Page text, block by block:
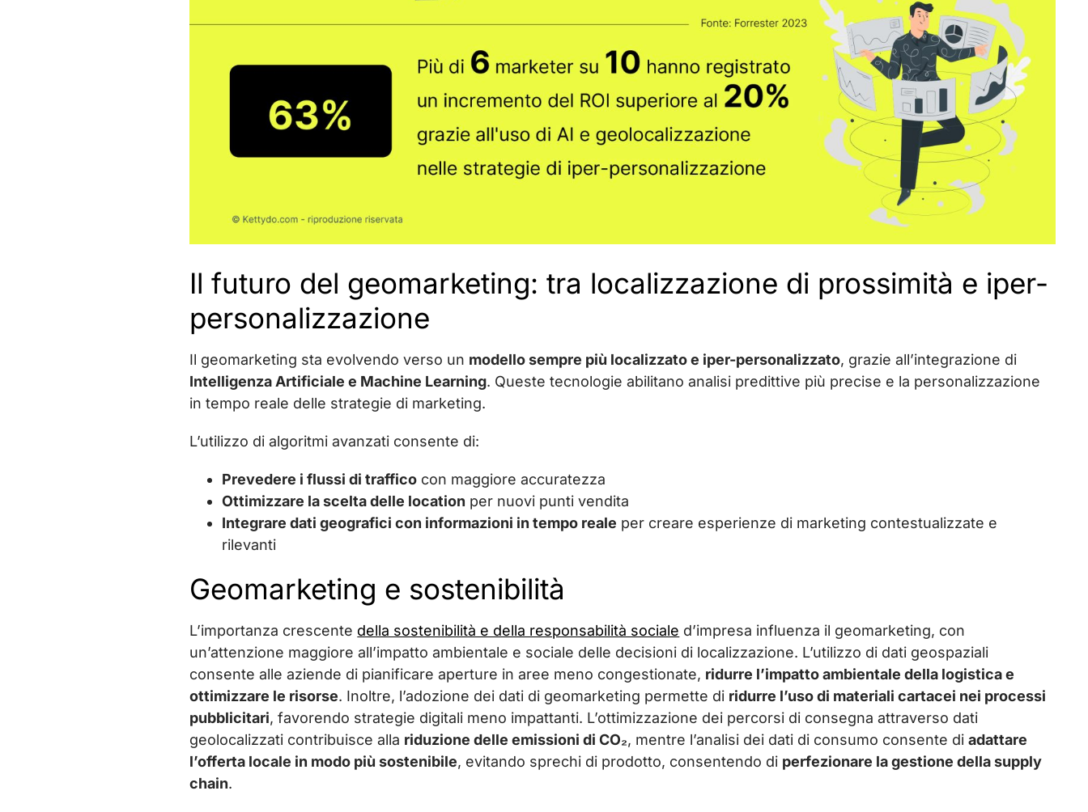
Il futuro del geomarketing: tra localizzazione di prossimità e iper-
personalizzazione
Il geomarketing sta evolvendo verso un modello sempre più localizzato e iper-personalizzato, grazie all’integrazione di
Intelligenza Artificiale e Machine Learning. Queste tecnologie abilitano analisi predittive più precise e la personalizzazione
in tempo reale delle strategie di marketing.
L’utilizzo di algoritmi avanzati consente di:
Prevedere i flussi di traffico con maggiore accuratezza
Ottimizzare la scelta delle location per nuovi punti vendita
Integrare dati geografici con informazioni in tempo reale per creare esperienze di marketing contestualizzate e
rilevanti
Geomarketing e sostenibilità
L’importanza crescente della sostenibilità e della responsabilità sociale d’impresa influenza il geomarketing, con
un’attenzione maggiore all’impatto ambientale e sociale delle decisioni di localizzazione. L’utilizzo di dati geospaziali
consente alle aziende di pianificare aperture in aree meno congestionate, ridurre l’impatto ambientale della logistica e
ottimizzare le risorse. Inoltre, l’adozione dei dati di geomarketing permette di ridurre l’uso di materiali cartacei nei processi
pubblicitari, favorendo strategie digitali meno impattanti. L’ottimizzazione dei percorsi di consegna attraverso dati
geolocalizzati contribuisce alla riduzione delle emissioni di CO₂, mentre l’analisi dei dati di consumo consente diadattare
l’offerta locale in modo più sostenibile, evitando sprechi di prodotto, consentendo di perfezionare la gestione della supply
chain.